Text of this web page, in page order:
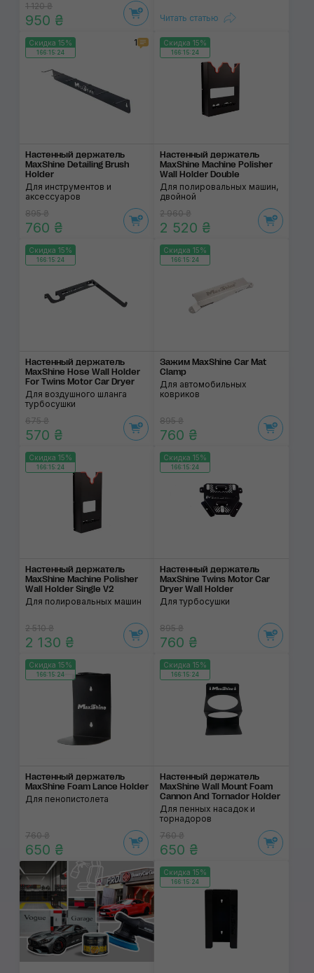
1 120 ₴
950 ₴ Читать статью
Скидка 15%
166:15:24
1
Настенный держатель
MaxShine Detailing Brush
Holder
Для инструментов и
аксессуаров
895 ₴
760 ₴
Скидка 15%
166:15:24
Настенный держатель
MaxShine Machine Polisher
Wall Holder Double
Для полировальных машин,
двойной
2 960 ₴
2 520 ₴
Скидка 15%
166:15:24
Настенный держатель
MaxShine Hose Wall Holder
For Twins Motor Car Dryer
Для воздушного шланга
турбосушки
675 ₴
570 ₴
Скидка 15%
166:15:24
Зажим MaxShine Car Mat
Clamp
Для автомобильных
ковриков
895 ₴
760 ₴
Скидка 15%
166:15:24
Настенный держатель
MaxShine Machine Polisher
Wall Holder Single V2
Для полировальных машин
2 510 ₴
2 130 ₴
Скидка 15%
166:15:24
Настенный держатель
MaxShine Twins Motor Car
Dryer Wall Holder
Для турбосушки
895 ₴
760 ₴
Скидка 15%
166:15:24
Настенный держатель
MaxShine Foam Lance Holder
Для пенопистолета
760 ₴
650 ₴
Скидка 15%
166:15:24
Настенный держатель
MaxShine Wall Mount Foam
Cannon And Tornador Holder
Для пенных насадок и
торнадоров
760 ₴
650 ₴
Скидка 15%
166:15:24